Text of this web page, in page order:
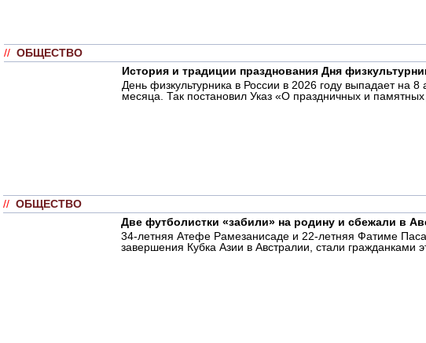
// ОБЩЕСТВО
История и традиции празднования Дня
День физкультурника в России в 2026 году выпадает на
месяца. Так постановил Указ «О праздничных и
// ОБЩЕСТВО
Две футболистки «забили» на родину и сбежали в
34-летняя Атефе Рамезанисаде и 22-летняя Фатиме
завершения Кубка Азии в Австралии, стали гражданками